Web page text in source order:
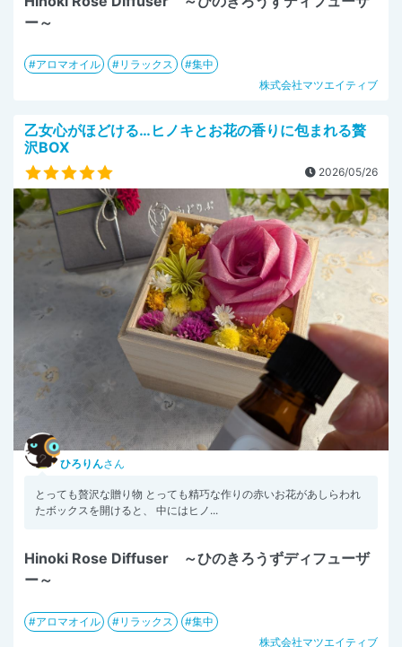
ー～
アロマオイル リラックス
集中
株式会社マツエイティブ
乙女心がほどける…ヒノキとお花の香りに包まれる贅
沢BOX
2026/05/26
ひろりんさん
とっても贅沢な贈り物 とっても精巧な作りの赤いお花があしらわれ
たボックスを開けると、 中にはヒノ...
Hinoki Rose Diffuser ～ひのきろうずディフューザ
ー～
アロマオイル リラックス
集中
株式会社マツエイティブ